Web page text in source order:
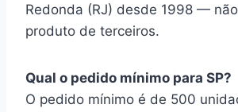
Redonda (RJ) desde 1998 —
produto de terceiros.
Qual o pedido mínimo para SP?
O pedido mínimo é de 500